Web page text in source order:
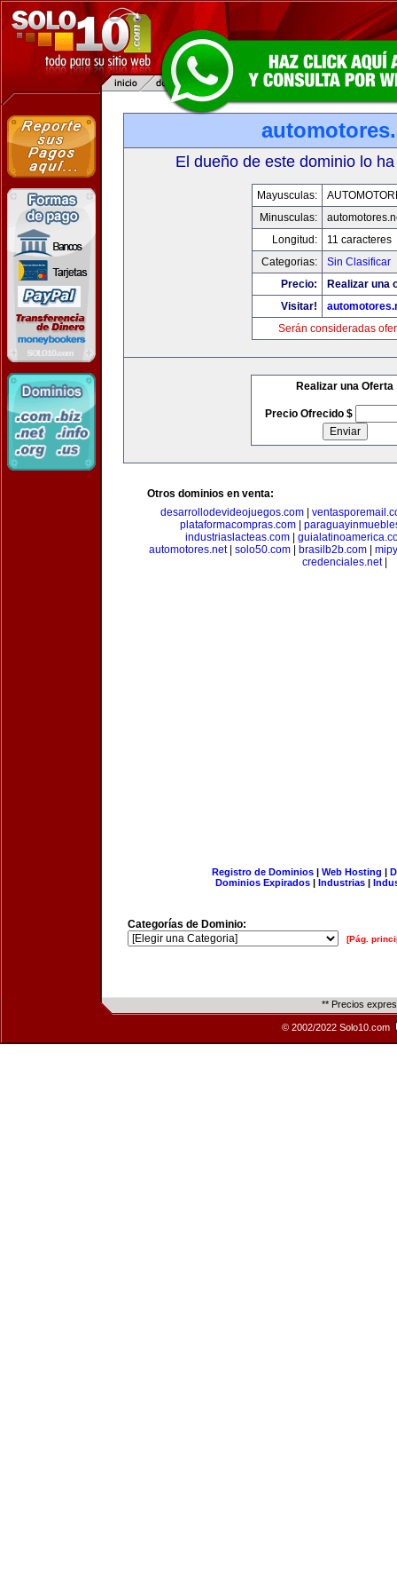
El dueño de este dominio lo
Mayusculas:
Minusculas:
Longitud:
11 caracteres
Categorias:
Sin Clasificar
Precio:
Realizar una
Visitar!
Serán consideradas
Realizar una Oferta
Precio Ofrecido $
Otros dominios en venta:
desarrollodevideojuegos.com
plataformacompras.com
industriaslacteas.com
automotores.net| solo50.com brasilb2b.com
credenciales.net|
Registro de Dominios| Web Hosting |
Dominios Expirados | Industrias |
Categorías de Dominio:
[Pág.
** Precios
© 2002/2022 Solo10.com